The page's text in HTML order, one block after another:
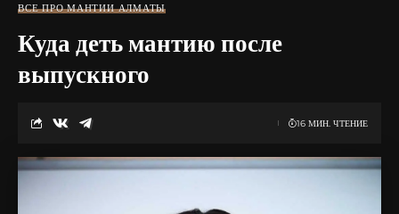
ВСЕ ПРО МАНТИИ АЛМАТЫ
Куда деть мантию после
выпускного
16 МИН. ЧТЕНИЕ